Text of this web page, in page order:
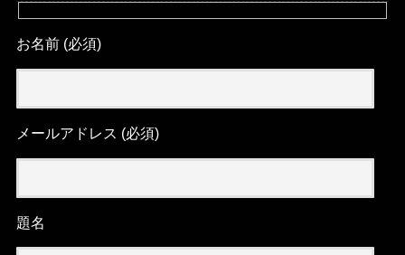
お名前 (必須)
メールアドレス (必須)
題名